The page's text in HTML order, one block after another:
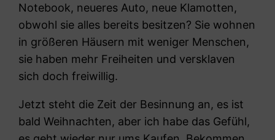
Notebook, neueres Auto, neue Klamotten,
obwohl sie alles bereits besitzen? Sie wohnen
in größeren Häusern mit weniger Menschen,
sie haben mehr Freiheiten und versklaven
sich doch freiwillig.
Jetzt steht die Zeit der Besinnung an, es ist
bald Weihnachten, aber ich habe das Gefühl,